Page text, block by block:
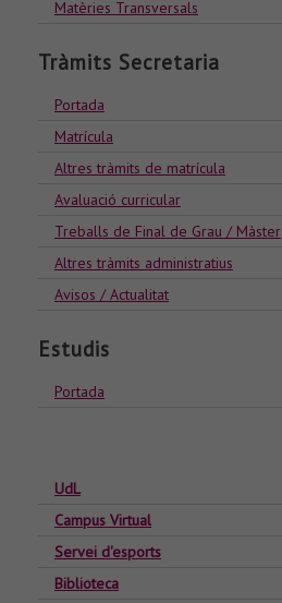
Matèries Transversals
Tràmits Secretaria
Portada
Matrícula
Altres tràmits de matrícula
Avaluació curricular
Treballs de Final de Grau / Màster
Altres tràmits administratius
Avisos / Actualitat
Estudis
Portada
UdL
Campus Virtual
Servei d'esports
Biblioteca